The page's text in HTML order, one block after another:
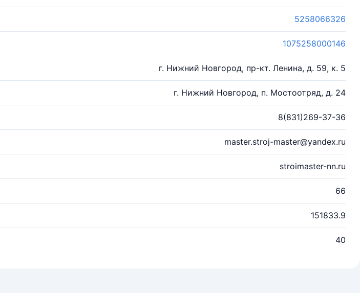
5258066326
1075258000146
г. Нижний Новгород, пр-кт. Ленина, д. 59, к. 5
г. Нижний Новгород, п. Мостоотряд, д. 24
8(831)269-37-36
master.stroj-master@yandex.ru
stroimaster-nn.ru
66
151833.9
40